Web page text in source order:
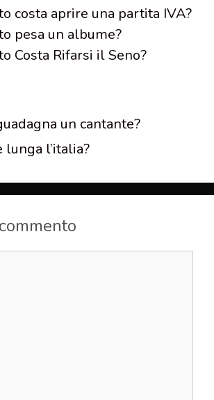
costa aprire una partita IVA?
pesa un albume?
Costa Rifarsi il Seno?
un cantante?
lunga l’italia?